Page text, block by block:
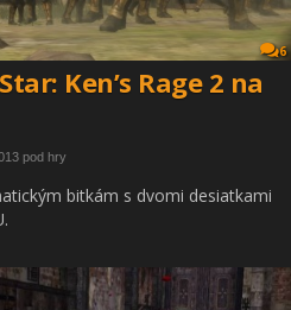
6
Ken’s Rage 2 na
pod hry
bitkám s dvomi desiatkami